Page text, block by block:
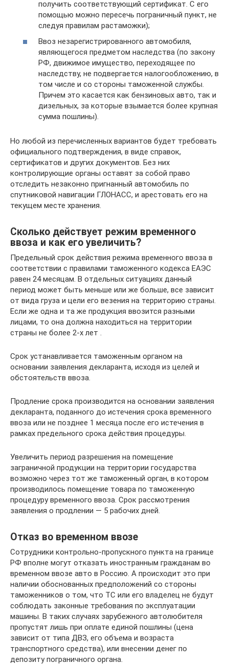
получить соответствующий сертификат. С его
помощью можно пересечь пограничный пункт, не
следуя правилам растаможки);
Ввоз незарегистрированного автомобиля,
являющегося предметом наследства (по закону
РФ, движимое имущество, переходящее по
наследству, не подвергается налогообложению, в
том числе и со стороны таможенной службы.
Причем это касается как бензиновых авто, так и
дизельных, за которые взымается более крупная
сумма пошлины).
Но любой из перечисленных вариантов будет требовать
официального подтверждения, в виде справок,
сертификатов и других документов. Без них
контролирующие органы оставят за собой право
отследить незаконно пригнанный автомобиль по
спутниковой навигации ГЛОНАСС, и арестовать его на
текущем месте хранения.
Сколько действует режим временного
ввоза и как его увеличить?
Предельный срок действия режима временного ввоза в
соответствии с правилами таможенного кодекса ЕАЭС
равен 24 месяцам. В отдельных ситуациях данный
период может быть меньше или же больше, все зависит
от вида груза и цели его везения на территорию страны.
Если же одна и та же продукция ввозится разными
лицами, то она должна находиться на территории
страны не более 2-х лет .
Срок устанавливается таможенным органом на
основании заявления декларанта, исходя из целей и
обстоятельств ввоза.
Продление срока производится на основании заявления
декларанта, поданного до истечения срока временного
ввоза или не позднее 1 месяца после его истечения в
рамках предельного срока действия процедуры.
Увеличить период разрешения на помещение
заграничной продукции на территории государства
возможно через тот же таможенный орган, в котором
производилось помещение товара по таможенную
процедуру временного ввоза. Срок рассмотрения
заявления о продлении — 5 рабочих дней.
Отказ во временном ввозе
Сотрудники контрольно-пропускного пункта на границе
РФ вполне могут отказать иностранным гражданам во
временном ввозе авто в Россию. А происходит это при
наличии обоснованных предположений со стороны
таможенников о том, что ТС или его владелец не будут
соблюдать законные требования по эксплуатации
машины. В таких случаях зарубежного автолюбителя
пропустят лишь при оплате единой пошлины (цена
зависит от типа ДВЗ, его объема и возраста
транспортного средства), или внесении денег по
депозиту пограничного органа.